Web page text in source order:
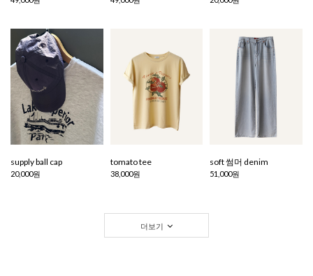
supply ball cap
20,000원
tomato tee
38,000원
soft 썸머 denim
51,000원
더보기